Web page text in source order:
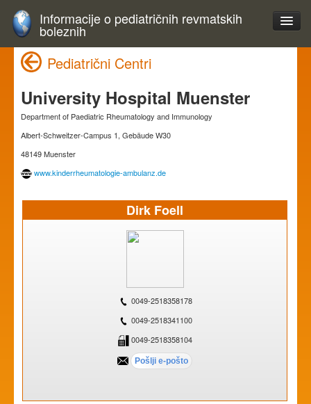
Informacije o pediatričnih revmatskih
boleznih
Pediatrični Centri
University Hospital Muenster
Department of Paediatric Rheumatology and Immunology
Albert-Schweitzer-Campus 1, Gebäude W30
48149 Muenster
www.kinderrheumatologie-ambulanz.de
Dirk Foell
0049-2518358178
0049-2518341100
0049-2518358104